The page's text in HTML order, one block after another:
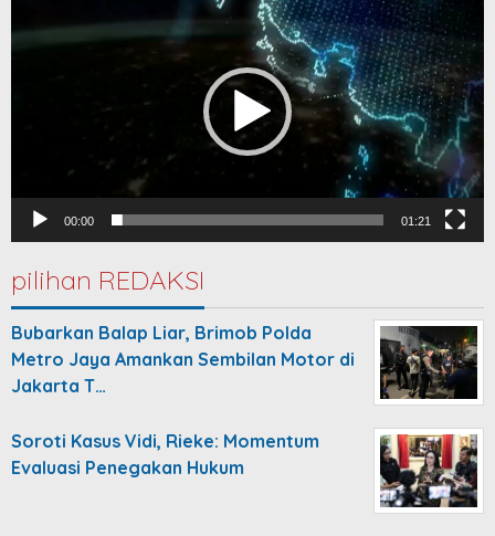
00:00 01:21
pilihan REDAKSI
Bubarkan Balap Liar, Brimob Polda
Metro Jaya Amankan Sembilan Motor di
Jakarta T…
Soroti Kasus Vidi, Rieke: Momentum
Evaluasi Penegakan Hukum